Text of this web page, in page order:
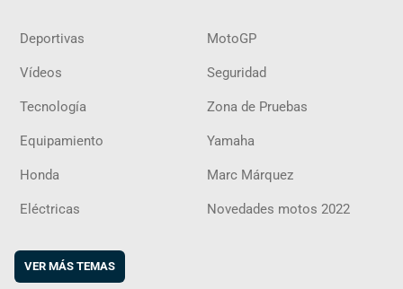
Deportivas MotoGP
Vídeos Seguridad
Tecnología Zona de Pruebas
Equipamiento Yamaha
Honda Marc Márquez
Eléctricas Novedades motos 2022
VER MÁS TEMAS